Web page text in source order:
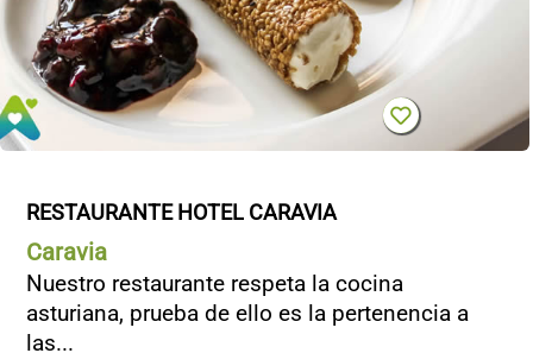
RESTAURANTE HOTEL CARAVIA
Caravia
Nuestro restaurante respeta la cocina
asturiana, prueba de ello es la pertenencia a
las...